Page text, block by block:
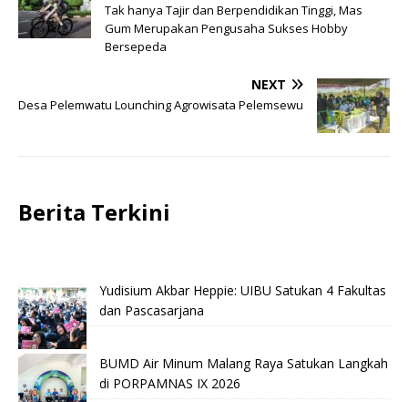
Tak hanya Tajir dan Berpendidikan Tinggi, Mas
Gum Merupakan Pengusaha Sukses Hobby
Bersepeda
NEXT
Desa Pelemwatu Lounching Agrowisata Pelemsewu
Berita Terkini
Yudisium Akbar Heppie: UIBU Satukan 4 Fakultas
dan Pascasarjana
BUMD Air Minum Malang Raya Satukan Langkah
di PORPAMNAS IX 2026